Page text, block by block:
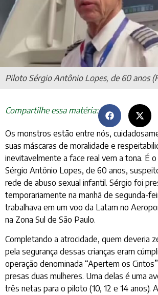
Piloto Sérgio Antônio Lopes, de 60 anos
Compartilhe essa matéria:
Os monstros estão entre nós,
suas máscaras de moralidade e
inevitavelmente a face real vem a tona. É
Sérgio Antônio Lopes, de 60 anos,
rede de abuso sexual infantil. Sérgio foi
temporariamente na manhã de segunda-
trabalhava em um voo da Latam no
na Zona Sul de São Paulo.
Completando a atrocidade, quem deveria
pela segurança dessas crianças eram
operação denominada “Apertem os
presas duas mulheres. Uma delas é uma
três netas para o piloto (10, 12 e 14 anos).